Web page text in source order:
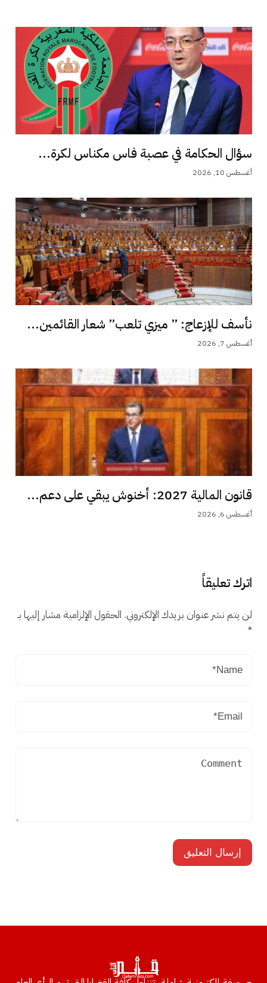
سؤال الحكامة في عصبة فاس مكناس لكرة...
أغسطس 10, 2026
نأسف للإزعاج: ” ميزي تلعب” شعار القائمين...
أغسطس 7, 2026
قانون المالية 2027: أخنوش يبقي على دعم...
أغسطس 6, 2026
اترك تعليقاً
لن يتم نشر عنوان بريدك الإلكتروني. الحقول الإلزامية مشار إليها بـ
*